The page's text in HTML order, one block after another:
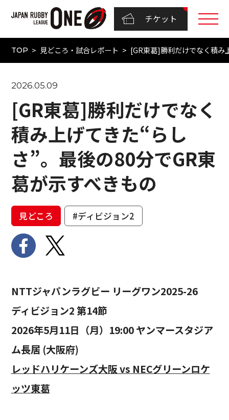
チケット
TOP 見どころ・試合レポート [GR東葛]勝利だけでなく積み
2026.05.09
[GR東葛]勝利だけでなく
積み上げてきた“らし
さ”。最後の80分でGR東
葛が示すべきもの
見どころ #ディビジョン2
NTTジャパンラグビー リーグワン2025-26
ディビジョン2 第14節
2026年5月11日（月）19:00 ヤンマースタジア
ム長居 (大阪府)
レッドハリケーンズ大阪 vs NECグリーンロケ
ッツ東葛